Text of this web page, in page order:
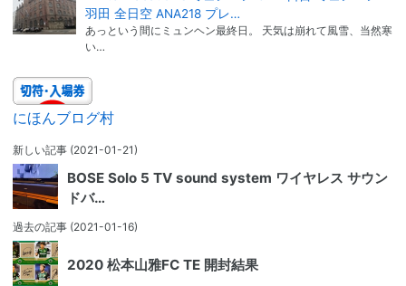
羽田 全日空 ANA218 プレ…
あっという間にミュンヘン最終日。 天気は崩れて風雪、当然寒
い…
にほんブログ村
新しい記事 (2021-01-21)
BOSE Solo 5 TV sound system ワイヤレス サウン
ドバ…
過去の記事 (2021-01-16)
2020 松本山雅FC TE 開封結果